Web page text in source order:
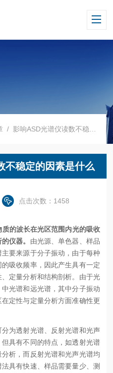
/ 影响ASD光谱仪读数不稳定的因素是什么
不稳定的因素是什么
点击次数：1458
的波长在光区范围内光的吸收
仪器。 由光源、单色器、样品
要来源于分子振动，由于每种
吸收频率，因此产生具有一定
定量分析和结构剖析。由于光
光谱和远光谱，其中分子振动
定性与定量分析方面准确性更
为透射光谱、反射光谱和光声
具有不同的特点，如透射光谱
析，而反射光谱和光声光谱均
具有快速、样品需要量少、测